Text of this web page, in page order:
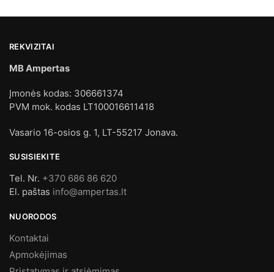
REKVIZITAI
MB Ampertas
Įmonės kodas: 306661374
PVM mok. kodas LT100016611418
Vasario 16-osios g. 1, LT-55217 Jonava.
SUSISIEKITE
Tel. Nr. +370 686 86 620
El. paštas info@ampertas.lt
NUORODOS
Kontaktai
Apmokėjimas